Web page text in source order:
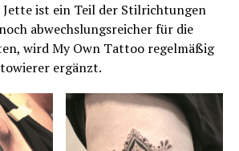
ist ein Teil der Stilrichtungen
abwechslungsreicher für die
wird My Own Tattoo regelmäßig
ergänzt.